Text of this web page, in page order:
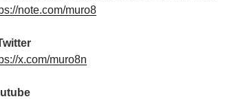
note.com/muro8
x.com/muro8n